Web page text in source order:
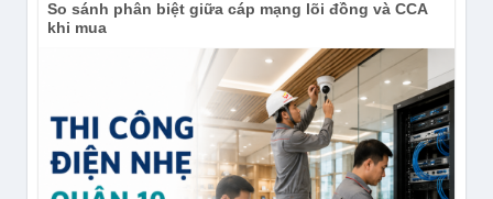
So sánh phân biệt giữa cáp mạng lõi đồng và CCA
khi mua